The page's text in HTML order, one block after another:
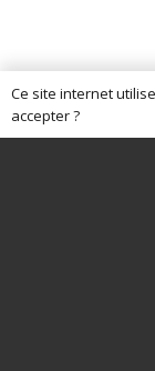
Ce site internet
accepter ?